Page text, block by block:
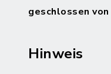
geschlossen
Hinweis